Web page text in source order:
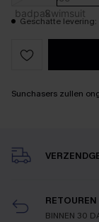
Geschatte
Sunchasers zullen
RETOUREN
BINNEN 30